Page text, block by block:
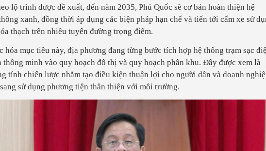
lộ trình được đề xuất, đến năm 2035, Phú Quốc sẽ cơ bản hoàn thiện hệ
xanh, đồng thời áp dụng các biện pháp hạn chế và tiến tới cấm xe sử
thạch trên nhiều tuyến đường trọng điểm.
hóa mục tiêu này, địa phương đang từng bước tích hợp hệ thống trạm sạc
thông minh vào quy hoạch đô thị và quy hoạch phân khu. Đây được xem là
tính chiến lược nhằm tạo điều kiện thuận lợi cho người dân và doanh
sử dụng phương tiện thân thiện với môi trường.